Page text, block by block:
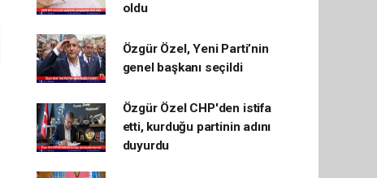
oldu
Özgür Özel, Yeni Parti’nin
genel başkanı seçildi
Özgür Özel CHP'den istifa
etti, kurduğu partinin adını
duyurdu